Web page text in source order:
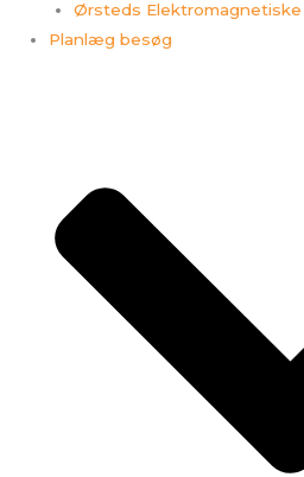
Ørsteds
Planlæg besøg